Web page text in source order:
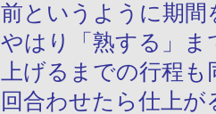
前というように期
やはり「熟する」ま
上げるまでの行程
回合わせたら仕上